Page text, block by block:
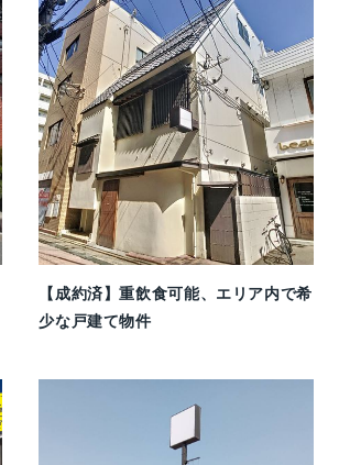
【成約済】重飲食可能、エリア内で希
少な戸建て物件